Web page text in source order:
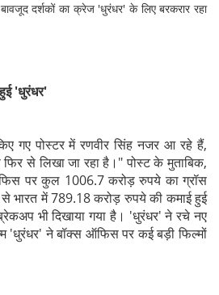
दर्शकों का क्रेज 'धुरंधर' के लिए बरकरार रहा
'धुरंधर'
गए पोस्टर में रणवीर सिंह नजर आ रहे हैं,
से लिखा जा रहा है।" पोस्ट के मुताबिक,
पर कुल 1006.7 करोड़ रुपये का ग्रॉस
भारत में 789.18 करोड़ रुपये की कमाई हुई
भी दिखाया गया है। 'धुरंधर' ने रचे नए
'धुरंधर' ने बॉक्स ऑफिस पर कई बड़ी फिल्मों